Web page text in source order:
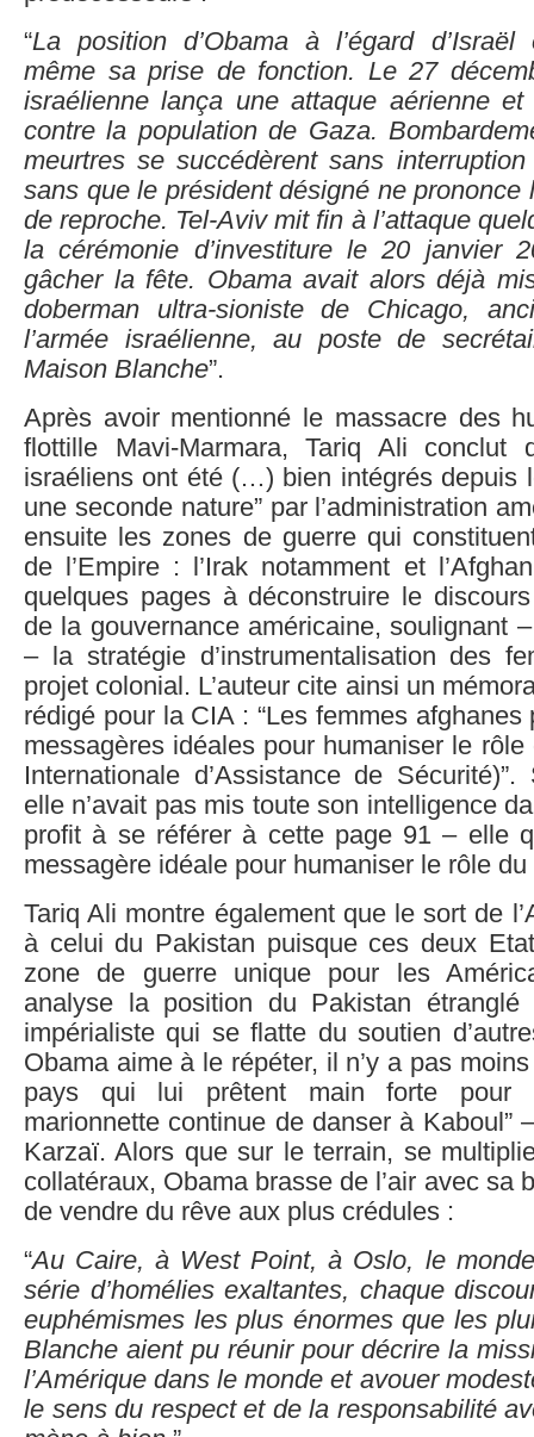
“La position d’Obama à l’égard
même sa prise de fonction. Le 27
israélienne lança une attaque aérienne et
contre la population de Gaza.
meurtres se succédèrent sans
sans que le président désigné ne prononce
de reproche. Tel-Aviv mit fin à l’attaque
la cérémonie d’investiture le 20 janvier
gâcher la fête. Obama avait alors déjà
doberman ultra-sioniste de Chicago,
l’armée israélienne, au poste de
Maison Blanche”.
Après avoir mentionné le massacre des
flottille Mavi-Marmara, Tariq Ali conclut
israéliens ont été (…) bien intégrés depuis
une seconde nature” par l’administration
ensuite les zones de guerre qui
de l’Empire : l’Irak notamment et
quelques pages à déconstruire le
de la gouvernance américaine, soulignant
– la stratégie d’instrumentalisation des
projet colonial. L’auteur cite ainsi un
rédigé pour la CIA : “Les femmes afghanes
messagères idéales pour humaniser le
Internationale d’Assistance de
elle n’avait pas mis toute son intelligence
profit à se référer à cette page 91 – elle
messagère idéale pour humaniser le rôle
Tariq Ali montre également que le sort de
à celui du Pakistan puisque ces deux
zone de guerre unique pour les
analyse la position du Pakistan
impérialiste qui se flatte du soutien
Obama aime à le répéter, il n’y a pas
pays qui lui prêtent main forte pour
marionnette continue de danser à Kaboul”
Karzaï. Alors que sur le terrain, se
collatéraux, Obama brasse de l’air avec sa
de vendre du rêve aux plus crédules :
“Au Caire, à West Point, à Oslo, le
série d’homélies exaltantes, chaque
euphémismes les plus énormes que les
Blanche aient pu réunir pour décrire la
l’Amérique dans le monde et avouer
le sens du respect et de la responsabilité